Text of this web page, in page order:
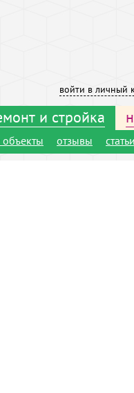
войти в личный
и стройка
отзывы статьи